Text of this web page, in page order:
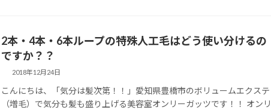
2本・4本・6本ループの特殊人工毛はどう使い分けるの
ですか？？
2018年12月24日
こんにちは、「気分は髪次第！！」愛知県豊橋市のボリュームエクステ
（増毛）で気分も髪も盛り上げる美容室オンリーガッツです！！ オンリ